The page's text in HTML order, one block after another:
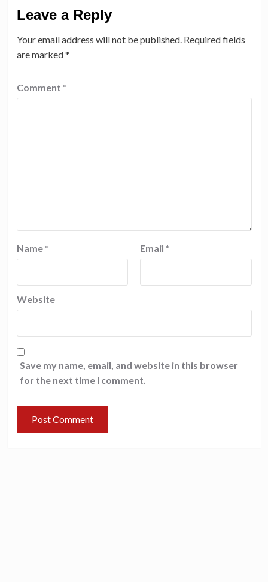
Leave a Reply
Your email address will not be published. Required fields
are marked*
Comment *
Name * Email *
Website
Save my name, email, and website in this browser
for the next time I comment.